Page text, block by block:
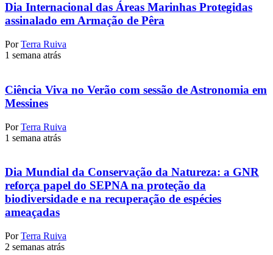
Dia Internacional das Áreas Marinhas Protegidas
assinalado em Armação de Pêra
Por Terra Ruiva
1 semana atrás
Ciência Viva no Verão com sessão de Astronomia em
Messines
Por Terra Ruiva
1 semana atrás
Dia Mundial da Conservação da Natureza: a GNR
reforça papel do SEPNA na proteção da
biodiversidade e na recuperação de espécies
ameaçadas
Por Terra Ruiva
2 semanas atrás